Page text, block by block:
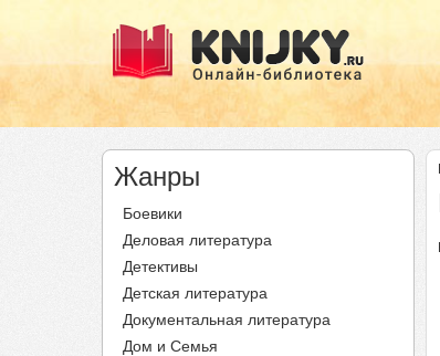
Жанры
Боевики
Деловая литература
Детективы
Детская литература
Документальная литература
Дом и Семья